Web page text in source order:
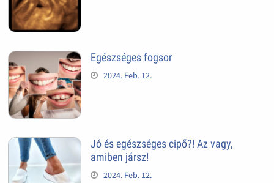
Egészséges fogsor
2024. Feb. 12.
Jó és egészséges cipő?! Az vagy,
amiben jársz!
2024. Feb. 12.